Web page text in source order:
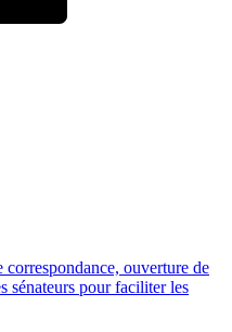
ouverture de
sénateurs pour faciliter les